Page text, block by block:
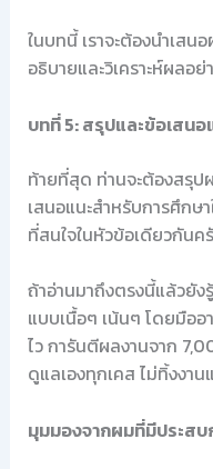
ในบทนี้ เราจะต้องนำเสน
อธิบายและวิเคราะห์ผลอ
บทที่ 5: สรุปและข้อเสนอ
ท้ายที่สุด ท่านจะต้องสรุป
เสนอแนะสำหรับการศึกษ
ที่สนใจในหัวข้อเดียวกันค
ถ้าอ่านมาถึงตรงนี้แล้วยั
แบบเนื้อๆ เน้นๆ โดยมืออ
ไว การันตีผลงานจาก
ดูแลเองทุกเคส ไม่ทิ้งงา
มุมมองจากผมที่มีประส